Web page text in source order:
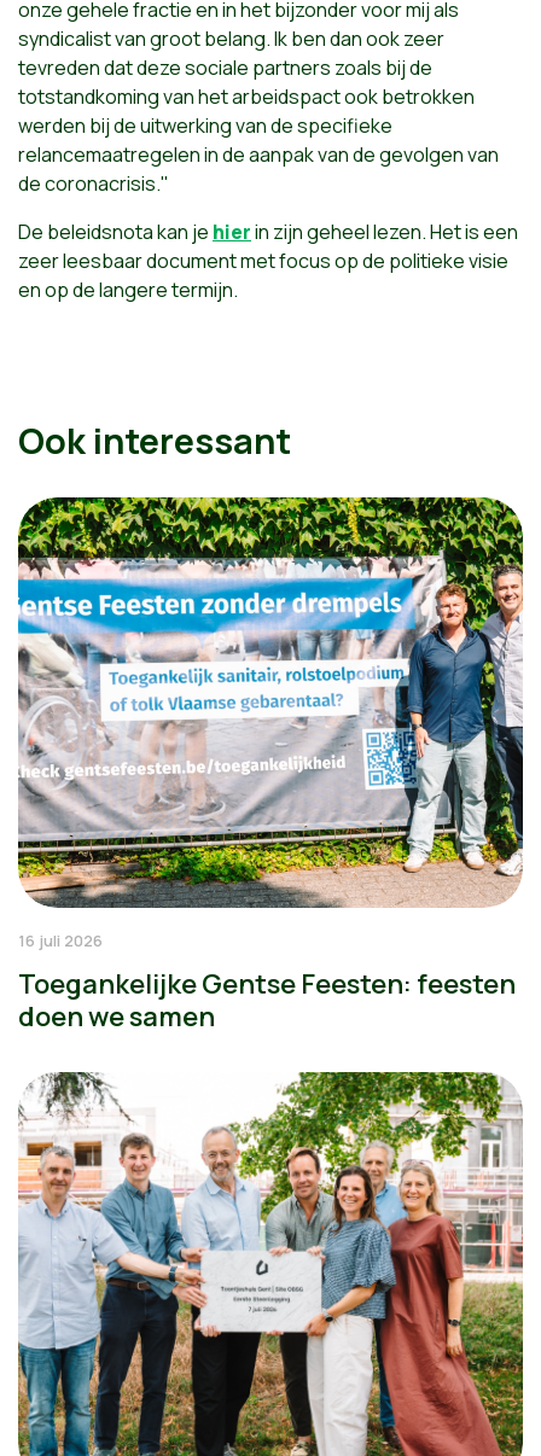
onze gehele fractie en in het bijzonder voor mij als
syndicalist van groot belang. Ik ben dan ook zeer
tevreden dat deze sociale partners zoals bij de
totstandkoming van het arbeidspact ook betrokken
werden bij de uitwerking van de specifieke
relancemaatregelen in de aanpak van de gevolgen van
de coronacrisis."
De beleidsnota kan je hierin zijn geheel lezen. Het is een
zeer leesbaar document met focus op de politieke visie
en op de langere termijn.
Ook interessant
16 juli 2026
Toegankelijke Gentse Feesten: feesten
doen we samen